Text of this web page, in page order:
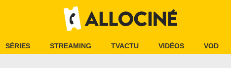
SÉRIES STREAMING TVACTU VIDÉOS VOD